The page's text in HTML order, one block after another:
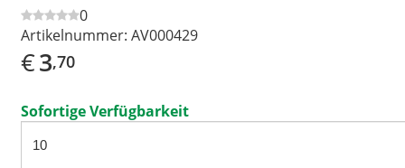
0
Artikelnummer: AV000429
€3,70
Sofortige Verfügbarkeit